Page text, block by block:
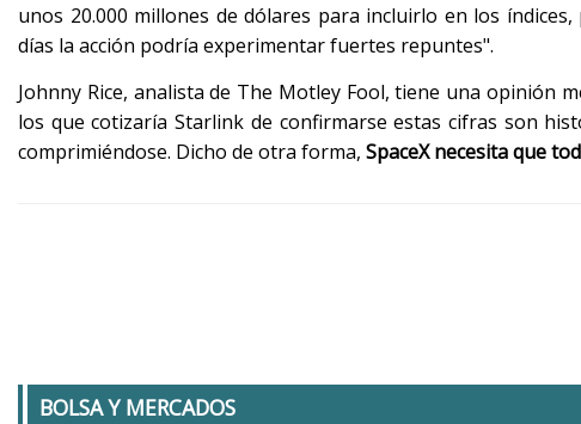
unos 20.000 millones de dólares para incluirlo en los
días la acción podría experimentar fuertes repuntes".
Johnny Rice, analista de The Motley Fool, tiene una opinión
los que cotizaría Starlink de confirmarse estas cifras son
comprimiéndose. Dicho de otra forma, SpaceX necesita que
BOLSA Y MERCADOS